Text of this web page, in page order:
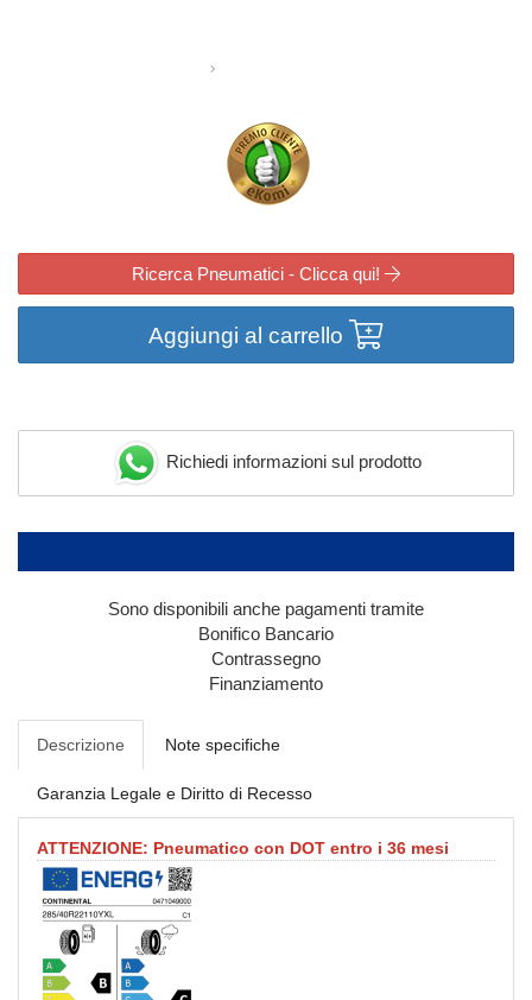
Ricerca Pneumatici - Clicca qui!
Aggiungi al carrello
Richiedi informazioni sul prodotto
Sono disponibili anche pagamenti tramite
Bonifico Bancario
Contrassegno
Finanziamento
Descrizione Note specifiche
Garanzia Legale e Diritto di Recesso
ATTENZIONE: Pneumatico con DOT entro i 36 mesi